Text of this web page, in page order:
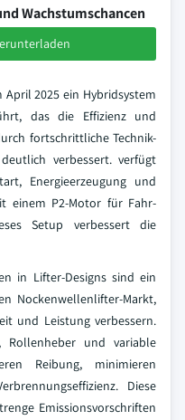
Wachstumschancen
2025 ein Hybridsystem
das die Effizienz und
fortschrittliche Technik-
verbessert. verfügt
Energieerzeugung und
einem P2-Motor für Fahr-
Setup verbessert die
in Lifter-Designs sind ein
Nockenwellenlifter-Markt,
und Leistung verbessern.
Rollenheber und variable
Reibung, minimieren
Diese
Emissionsvorschriften